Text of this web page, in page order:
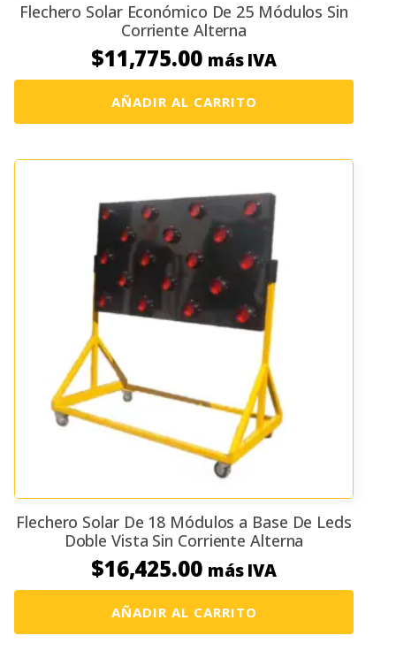
Flechero Solar Económico De 25 Módulos Sin
Corriente Alterna
$11,775.00 más IVA
AÑADIR AL CARRITO
Flechero Solar De 18 Módulos a Base De Leds
Doble Vista Sin Corriente Alterna
$16,425.00 más IVA
AÑADIR AL CARRITO